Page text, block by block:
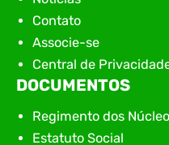
Contato
Associe-se
Central de
DOCUMENTOS
Regimento dos
Estatuto Social